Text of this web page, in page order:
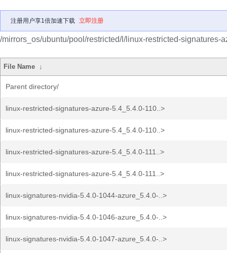
注册用户享1倍加速下载 立即注册
/mirrors_os/ubuntu/pool/restricted/l/linux-restricted-signatures-
File Name ↓
Parent directory/
linux-restricted-signatures-azure-5.4_5.4.0-110..>
linux-restricted-signatures-azure-5.4_5.4.0-110..>
linux-restricted-signatures-azure-5.4_5.4.0-111..>
linux-restricted-signatures-azure-5.4_5.4.0-111..>
linux-signatures-nvidia-5.4.0-1044-azure_5.4.0-..>
linux-signatures-nvidia-5.4.0-1046-azure_5.4.0-..>
linux-signatures-nvidia-5.4.0-1047-azure_5.4.0-..>